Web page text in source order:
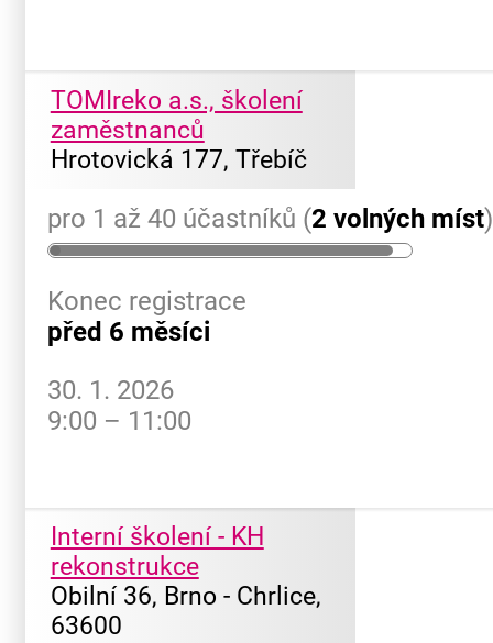
TOMIreko a.s., školení
zaměstnanců
Hrotovická 177, Třebíč
pro 1 až 40 účastníků (2 volných míst)
Konec registrace
před 6 měsíci
30. 1. 2026
9:00 – 11:00
Interní školení - KH
rekonstrukce
Obilní 36, Brno - Chrlice,
63600